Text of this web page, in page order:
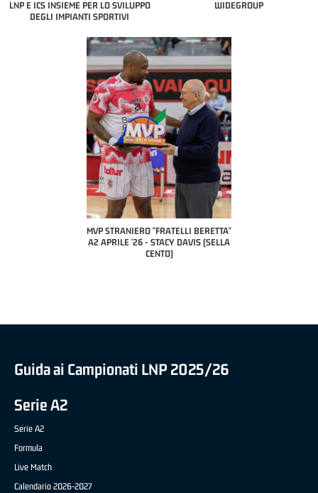
LNP E ICS INSIEME PER LO SVILUPPO
DEGLI IMPIANTI SPORTIVI
WIDEGROUP
MVP "FRATELLI BERETTA" SAMUEL
DILAS B NAZIONALE APRILE '26 -
MARCO RESTELLI (TAV TREVIGLIO
Guida ai Campionati LNP 2025/26
Serie A2
Serie A2
Formula
Live Match
Calendario 2026-2027